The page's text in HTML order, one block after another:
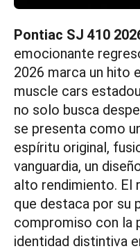
Pontiac SJ 410
emocionante
2026 marca un hito
muscle cars
no solo busca
se presenta como
espíritu original,
vanguardia, un
alto rendimiento. El
que destaca por su
compromiso con la
identidad distintiva